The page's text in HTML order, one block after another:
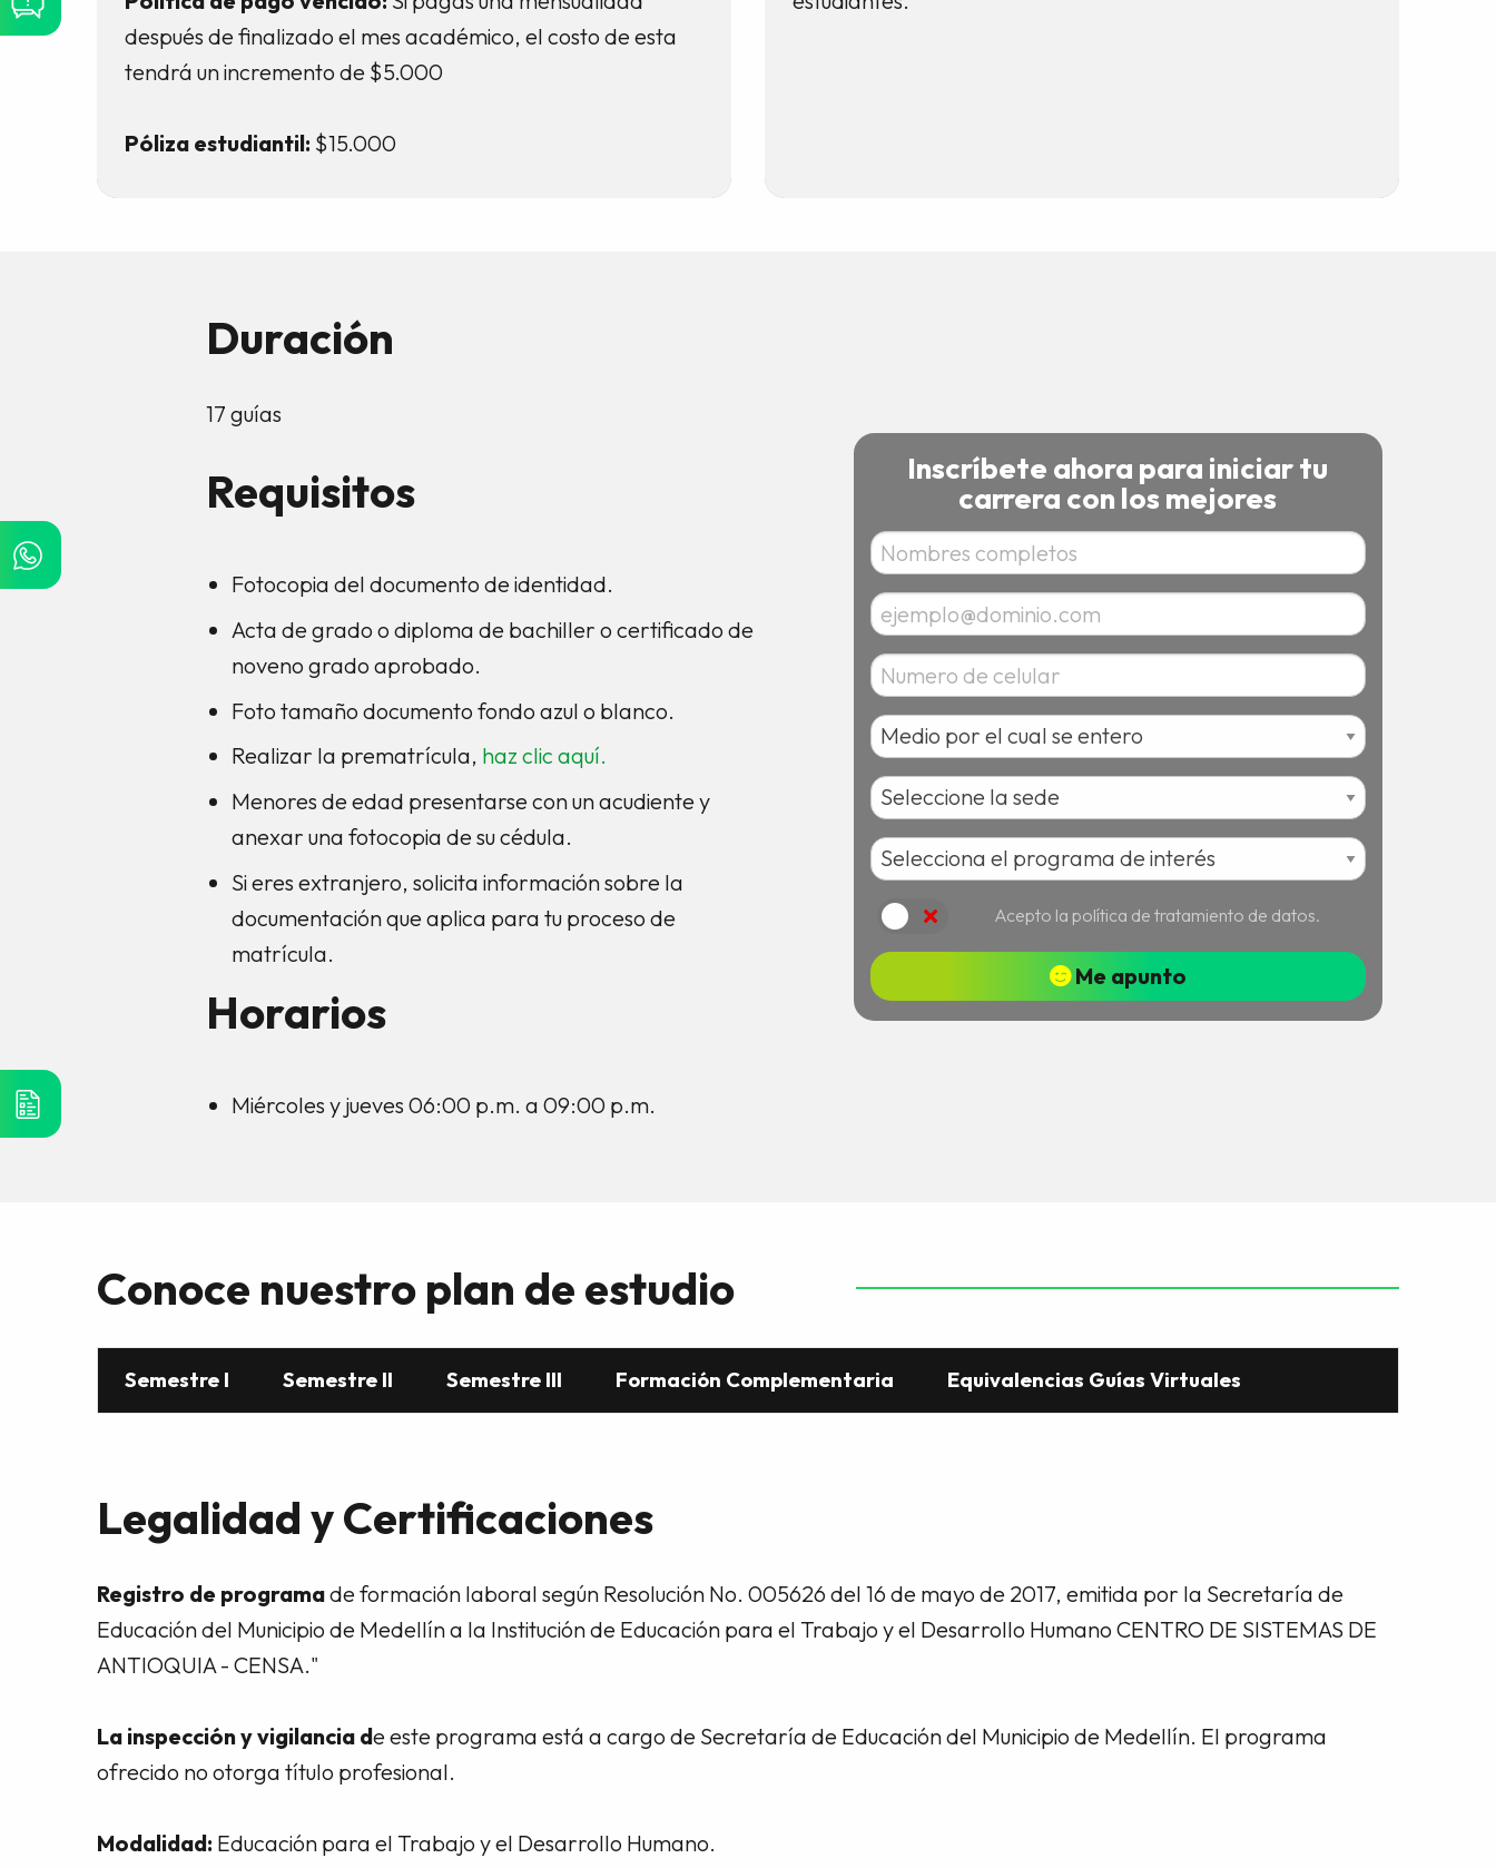
después de finalizado el mes académico, el costo de esta
tendrá un incremento de $5.000
Póliza estudiantil: $15.000
Duración
17 guías
Requisitos
Fotocopia del documento de identidad.
Acta de grado o diploma de bachiller o certificado de
noveno grado aprobado.
Foto tamaño documento fondo azul o blanco.
Realizar la prematrícula, haz clic aquí.
Menores de edad presentarse con un acudiente y
anexar una fotocopia de su cédula.
Si eres extranjero, solicita información sobre la
documentación que aplica para tu proceso de
matrícula.
Horarios
Miércoles y jueves 06:00 p.m. a 09:00 p.m.
Inscríbete ahora para iniciar tu
carrera con los mejores
Acepto Acepto la política de tratamiento de datos.
Me apunto
Conoce nuestro plan de estudio
Semestre I Semestre II Semestre III Formación Complementaria Equivalencias Guías Virtuales
Legalidad y Certificaciones
Registro de programade formación laboral según Resolución No. 005626 del 16 de mayo de 2017, emitida por la Secretaría de
Educación del Municipio de Medellín a la Institución de Educación para el Trabajo y el Desarrollo Humano CENTRO DE SISTEMAS DE
ANTIOQUIA - CENSA."
La inspección y vigilancia de este programa está a cargo de Secretaría de Educación del Municipio de Medellín. El programa
ofrecido no otorga título profesional.
Modalidad: Educación para el Trabajo y el Desarrollo Humano.